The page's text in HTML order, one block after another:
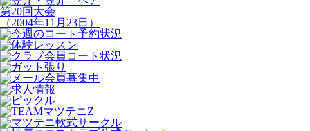
第20回大会
（2004年11月23日）